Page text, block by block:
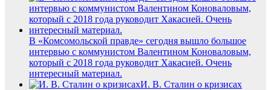
В «Комсомольской правде» сегодня вышло большое
интервью с коммунистом Валентином Коноваловым,
который с 2018 года руководит Хакасией. Очень
интересный материал.
И. В. Сталин о кризисах